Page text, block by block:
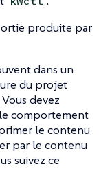
produite par
dans un
du projet
Vous devez
comportement
le contenu
par le contenu
suivez ce